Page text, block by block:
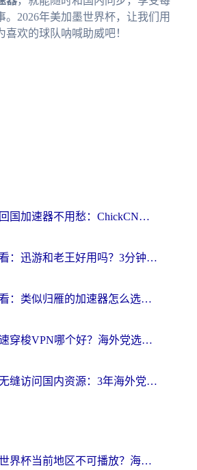
。2026年美加墨世界杯，让我们用
喜欢的球队呐喊助威吧！
海外党选回国加速器不用愁：ChickCN和洞见哪个好？一篇搞定所有疑问
海外党必看：迅游和老王好用吗？3分钟选对加速国内网络的加速器
海外党必看：类似归雁的加速器怎么选？一篇搞定无缝访问国内资源
斧牛和极速穿梭VPN哪个好？海外党选回国加速器必看的真实对比与避坑指南
北美回国无缝访问国内资源：3年海外党亲测的加速器选择指南
在美国看世界杯当前地区不可播放？海外党体育观赛终极指南来了！